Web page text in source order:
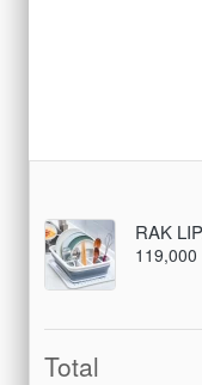
RAK
119,000
Total